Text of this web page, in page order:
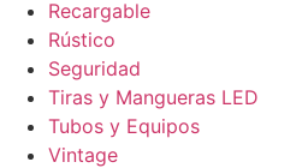
Recargable
Rústico
Seguridad
Tiras y Mangueras LED
Tubos y Equipos
Vintage